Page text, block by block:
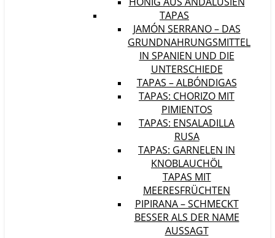
TAPAS
JAMÓN SERRANO – DAS
GRUNDNAHRUNGSMITTEL
IN SPANIEN UND DIE
UNTERSCHIEDE
TAPAS – ALBÓNDIGAS
TAPAS: CHORIZO MIT
PIMIENTOS
TAPAS: ENSALADILLA
RUSA
TAPAS: GARNELEN IN
KNOBLAUCHÖL
TAPAS MIT
MEERESFRÜCHTEN
PIPIRANA – SCHMECKT
BESSER ALS DER NAME
AUSSAGT